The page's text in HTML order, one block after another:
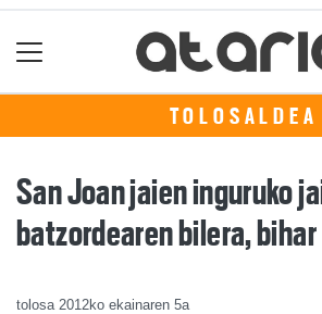
TOLOSALDEA
San Joan jaien inguruko
batzordearen bilera, bihar
tolosa 2012ko ekainaren 5a